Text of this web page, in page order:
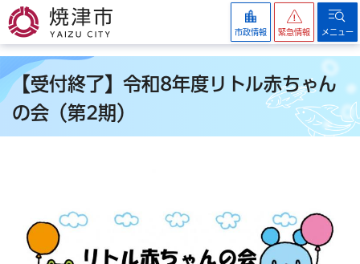
焼津市
市政情報 緊急情報 メニュー
【受付終了】令和8年度リトル赤ちゃん
の会（第2期）